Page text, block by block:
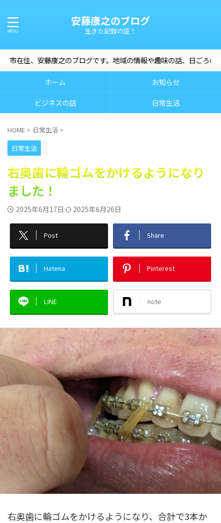
安藤康之のブログ
生きた記録の証！
藤康之のブログです。地域の情報や趣味の話、日ごろのお役立ち情
ホーム
お知らせ
ビジネスの話
日常生活
HOME > 日常生活 >
日常生活
右奥歯に輪ゴムをかけるようになり
ました！
2025年6月17日 2025年6月26日
Post Share
Hatena Pinterest
LINE note
右奥歯に輪ゴムをかけるようになり、合計で3本か